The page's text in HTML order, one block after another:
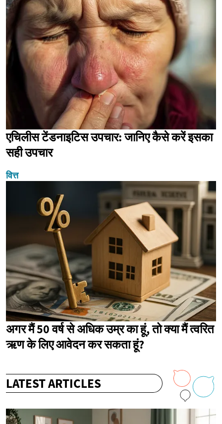
एचिलीस टेंडनाइटिस उपचार: जानिए कैसे करें इसका
सही उपचार
वित्त
अगर मैं 50 वर्ष से अधिक उम्र का हूं, तो क्या मैं त्वरित
ऋण के लिए आवेदन कर सकता हूं?
LATEST ARTICLES